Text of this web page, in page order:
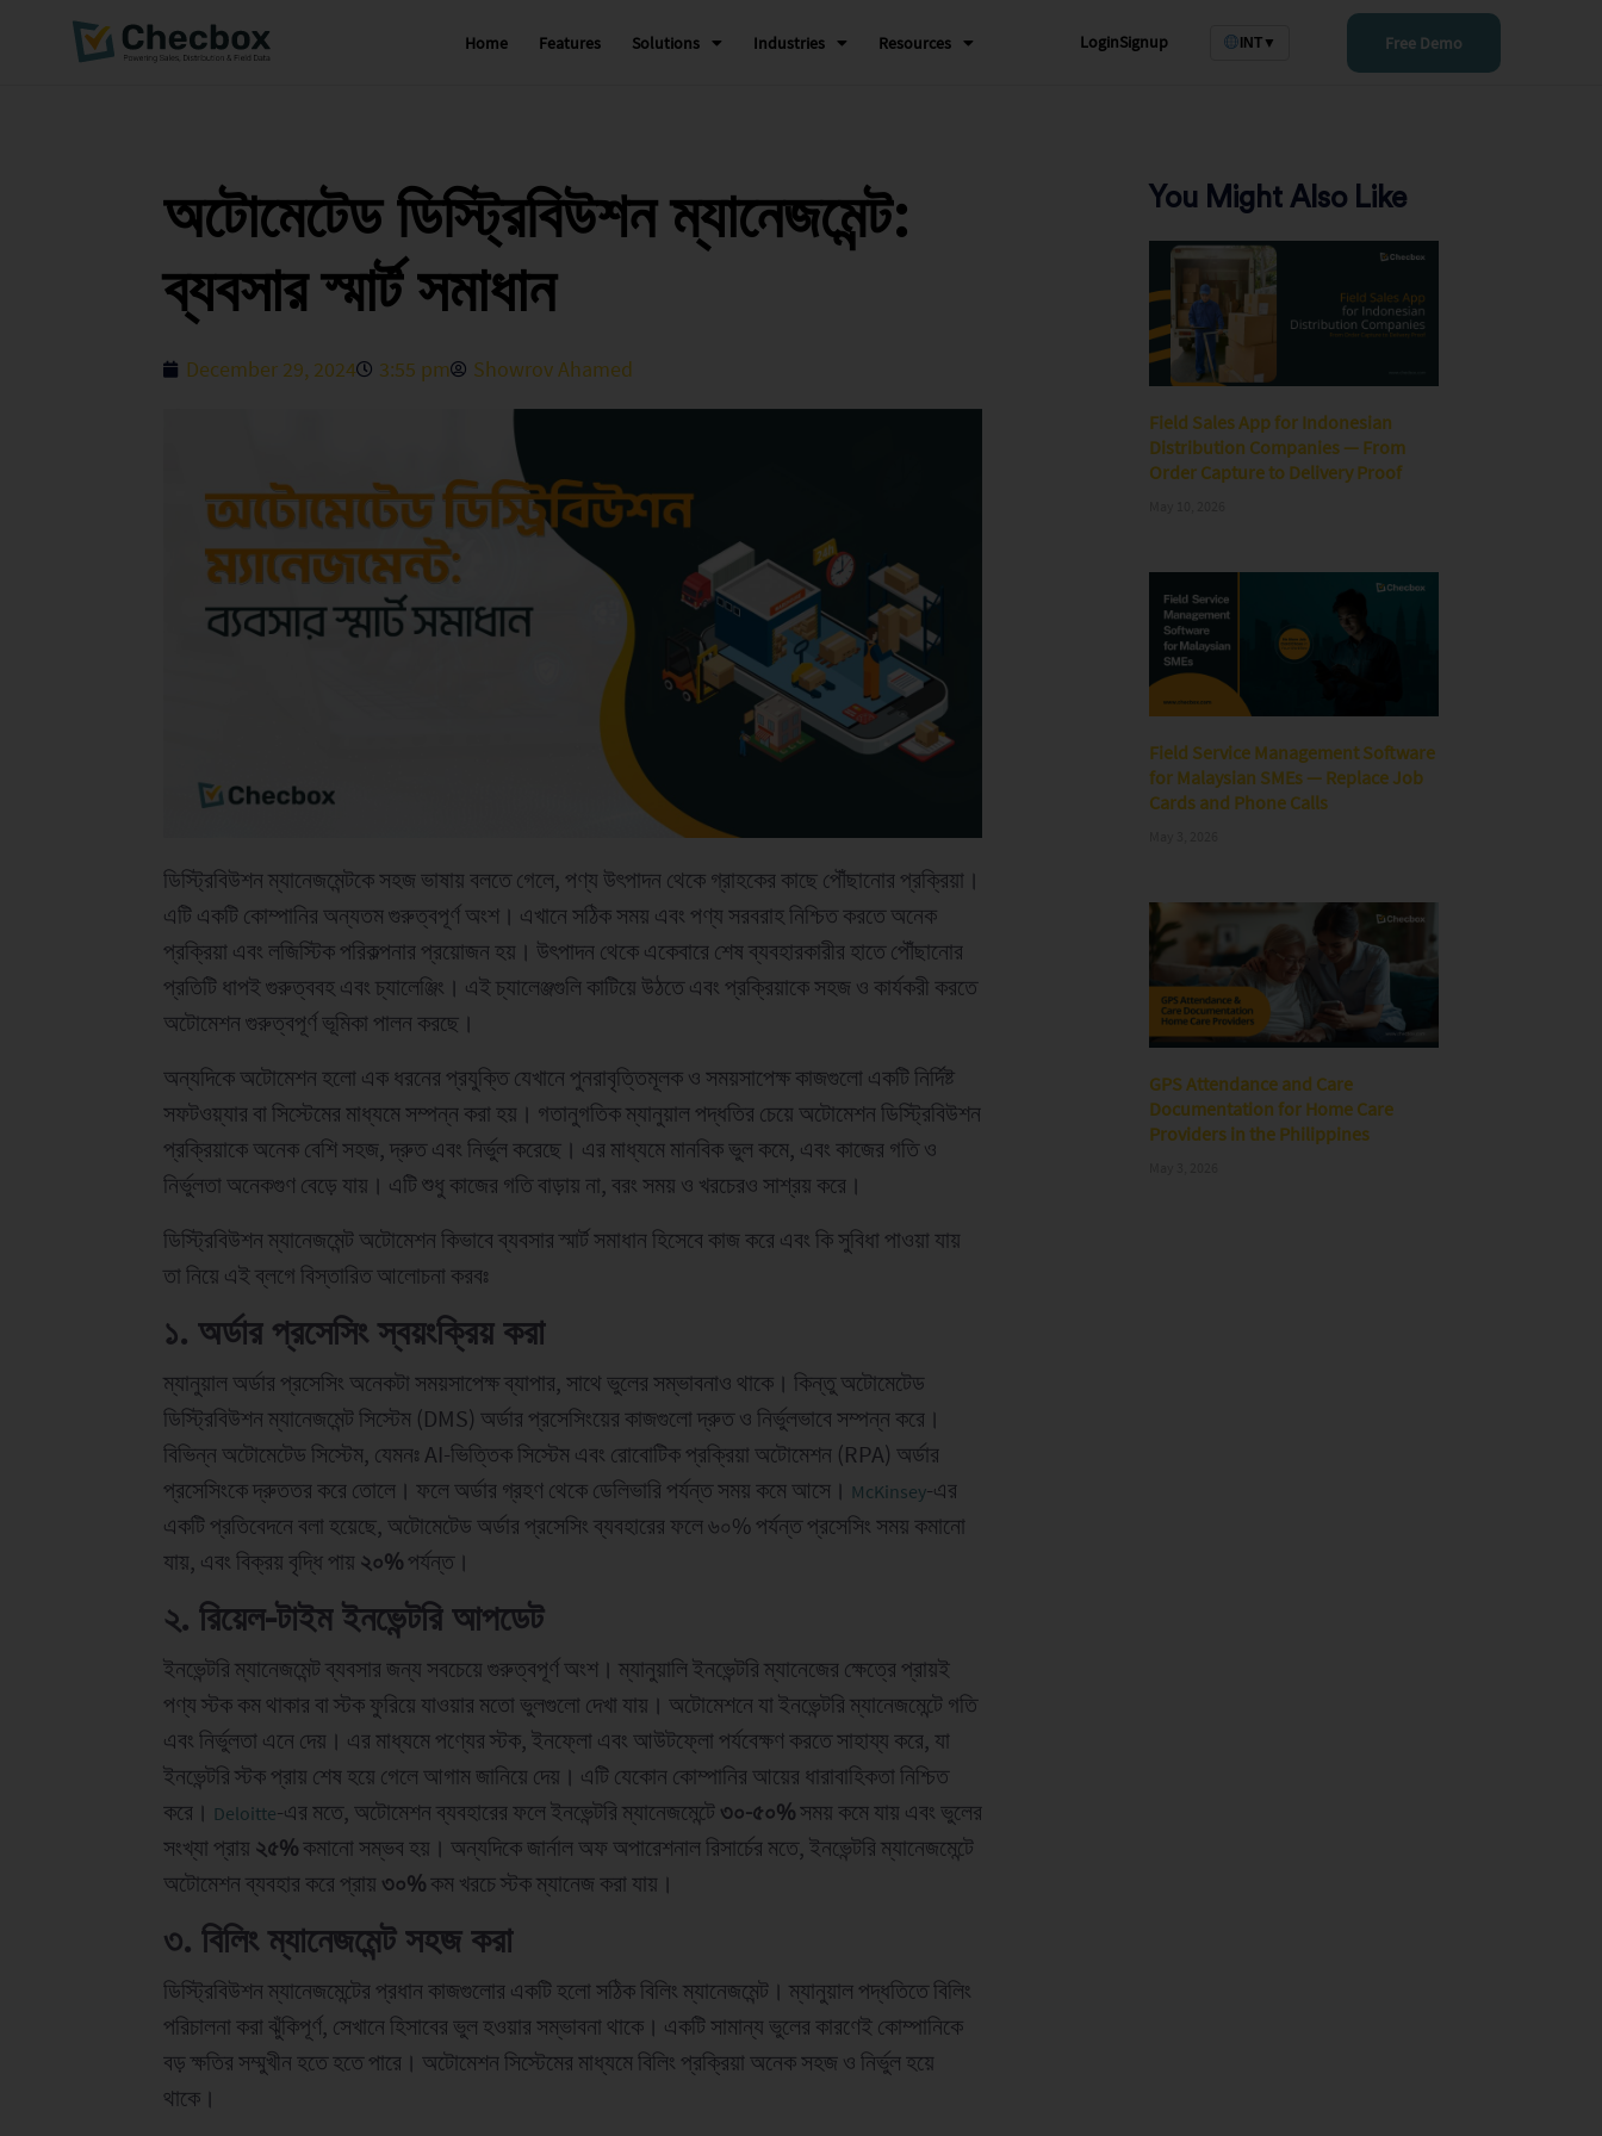
Home Features Solutions Industries Resources LoginSignup INT ▼ Free Demo
অটোমেটেড ডিস্ট্রিবিউশন ম্যানেজমেন্ট:
ব্যবসার স্মার্ট সমাধান
December 29, 2024 3:55 pm Showrov Ahamed
ডিস্ট্রিবিউশন ম্যানেজমেন্টকে সহজ ভাষায় বলতে গেলে, পণ্য উৎপাদন থেকে গ্রাহকের কাছে পৌঁছানোর প্রক্রিয়া।
এটি একটি কোম্পানির অন্যতম গুরুত্বপূর্ণ অংশ। এখানে সঠিক সময় এবং পণ্য সরবরাহ নিশ্চিত করতে অনেক
প্রক্রিয়া এবং লজিস্টিক পরিকল্পনার প্রয়োজন হয়। উৎপাদন থেকে একেবারে শেষ ব্যবহারকারীর হাতে পৌঁছানোর
প্রতিটি ধাপই গুরুত্ববহ এবং চ্যালেঞ্জিং। এই চ্যালেঞ্জগুলি কাটিয়ে উঠতে এবং প্রক্রিয়াকে সহজ ও কার্যকরী করতে
অটোমেশন গুরুত্বপূর্ণ ভূমিকা পালন করছে।
অন্যদিকে অটোমেশন হলো এক ধরনের প্রযুক্তি যেখানে পুনরাবৃত্তিমূলক ও সময়সাপেক্ষ কাজগুলো একটি নির্দিষ্ট
সফটওয়্যার বা সিস্টেমের মাধ্যমে সম্পন্ন করা হয়। গতানুগতিক ম্যানুয়াল পদ্ধতির চেয়ে অটোমেশন ডিস্ট্রিবিউশন
প্রক্রিয়াকে অনেক বেশি সহজ, দ্রুত এবং নির্ভুল করেছে। এর মাধ্যমে মানবিক ভুল কমে, এবং কাজের গতি ও
নির্ভুলতা অনেকগুণ বেড়ে যায়। এটি শুধু কাজের গতি বাড়ায় না, বরং সময় ও খরচেরও সাশ্রয় করে।
ডিস্ট্রিবিউশন ম্যানেজমেন্ট অটোমেশন কিভাবে ব্যবসার স্মার্ট সমাধান হিসেবে কাজ করে এবং কি সুবিধা পাওয়া যায়
তা নিয়ে এই ব্লগে বিস্তারিত আলোচনা করবঃ
১. অর্ডার প্রসেসিং স্বয়ংক্রিয় করা
ম্যানুয়াল অর্ডার প্রসেসিং অনেকটা সময়সাপেক্ষ ব্যাপার, সাথে ভুলের সম্ভাবনাও থাকে। কিন্তু অটোমেটেড
ডিস্ট্রিবিউশন ম্যানেজমেন্ট সিস্টেম (DMS) অর্ডার প্রসেসিংয়ের কাজগুলো দ্রুত ও নির্ভুলভাবে সম্পন্ন করে।
বিভিন্ন অটোমেটেড সিস্টেম, যেমনঃ AI-ভিত্তিক সিস্টেম এবং রোবোটিক প্রক্রিয়া অটোমেশন (RPA) অর্ডার
প্রসেসিংকে দ্রুততর করে তোলে। ফলে অর্ডার গ্রহণ থেকে ডেলিভারি পর্যন্ত সময় কমে আসে। McKinsey-এর
একটি প্রতিবেদনে বলা হয়েছে, অটোমেটেড অর্ডার প্রসেসিং ব্যবহারের ফলে ৬০% পর্যন্ত প্রসেসিং সময় কমানো
যায়, এবং বিক্রয় বৃদ্ধি পায় ২০% পর্যন্ত।
২. রিয়েল-টাইম ইনভেন্টরি আপডেট
ইনভেন্টরি ম্যানেজমেন্ট ব্যবসার জন্য সবচেয়ে গুরুত্বপূর্ণ অংশ। ম্যানুয়ালি ইনভেন্টরি ম্যানেজের ক্ষেত্রে প্রায়ই
পণ্য স্টক কম থাকার বা স্টক ফুরিয়ে যাওয়ার মতো ভুলগুলো দেখা যায়। অটোমেশনে যা ইনভেন্টরি ম্যানেজমেন্টে গতি
এবং নির্ভুলতা এনে দেয়। এর মাধ্যমে পণ্যের স্টক, ইনফ্লো এবং আউটফ্লো পর্যবেক্ষণ করতে সাহায্য করে, যা
ইনভেন্টরি স্টক প্রায় শেষ হয়ে গেলে আগাম জানিয়ে দেয়। এটি যেকোন কোম্পানির আয়ের ধারাবাহিকতা নিশ্চিত
করে। Deloitte-এর মতে, অটোমেশন ব্যবহারের ফলে ইনভেন্টরি ম্যানেজমেন্টে ৩০-৫০%সময় কমে যায় এবং ভুলের
সংখ্যা প্রায় ২৫%কমানো সম্ভব হয়। অন্যদিকে জার্নাল অফ অপারেশনাল রিসার্চের মতে, ইনভেন্টরি ম্যানেজমেন্টে
অটোমেশন ব্যবহার করে প্রায় ৩০%কম খরচে স্টক ম্যানেজ করা যায়।
৩. বিলিং ম্যানেজমেন্ট সহজ করা
ডিস্ট্রিবিউশন ম্যানেজমেন্টের প্রধান কাজগুলোর একটি হলো সঠিক বিলিং ম্যানেজমেন্ট। ম্যানুয়াল পদ্ধতিতে বিলিং
পরিচালনা করা ঝুঁকিপূর্ণ, সেখানে হিসাবের ভুল হওয়ার সম্ভাবনা থাকে। একটি সামান্য ভুলের কারণেই কোম্পানিকে
বড় ক্ষতির সম্মুখীন হতে হতে পারে। অটোমেশন সিস্টেমের মাধ্যমে বিলিং প্রক্রিয়া অনেক সহজ ও নির্ভুল হয়ে
থাকে।
You Might Also Like
Field Sales App for Indonesian
Distribution Companies — From
Order Capture to Delivery Proof
Field Service Management Software
for Malaysian SMEs — Replace Job
Cards and Phone Calls
GPS Attendance and Care
Documentation for Home Care
Providers in the Philippines